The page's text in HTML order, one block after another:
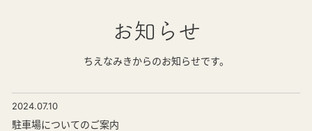
お知らせ
ちえなみきからのお知らせです。
2024.07.10
駐車場についてのご案内